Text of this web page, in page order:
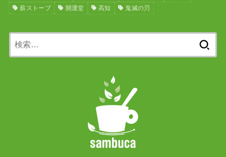
薪ストーブ
開運堂 高知 鬼滅の刃